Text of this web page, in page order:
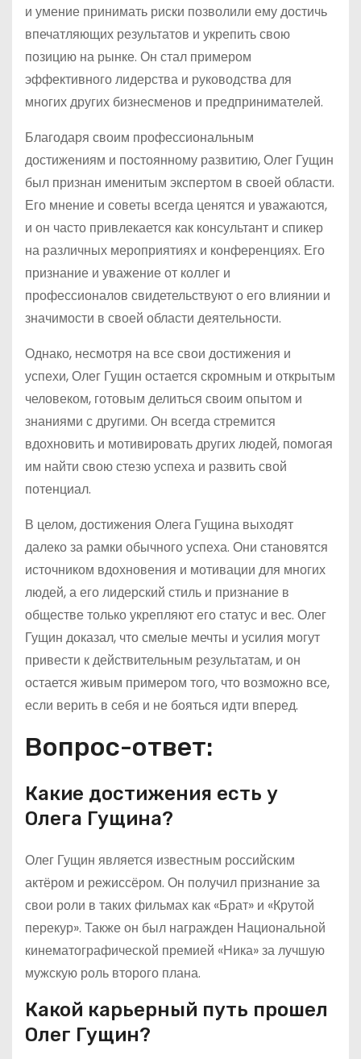
и умение принимать риски позволили ему достичь
впечатляющих результатов и укрепить свою
позицию на рынке. Он стал примером
эффективного лидерства и руководства для
многих других бизнесменов и предпринимателей.
Благодаря своим профессиональным
достижениям и постоянному развитию, Олег Гущин
был признан именитым экспертом в своей области.
Его мнение и советы всегда ценятся и уважаются,
и он часто привлекается как консультант и спикер
на различных мероприятиях и конференциях. Его
признание и уважение от коллег и
профессионалов свидетельствуют о его влиянии и
значимости в своей области деятельности.
Однако, несмотря на все свои достижения и
успехи, Олег Гущин остается скромным и открытым
человеком, готовым делиться своим опытом и
знаниями с другими. Он всегда стремится
вдохновить и мотивировать других людей, помогая
им найти свою стезю успеха и развить свой
потенциал.
В целом, достижения Олега Гущина выходят
далеко за рамки обычного успеха. Они становятся
источником вдохновения и мотивации для многих
людей, а его лидерский стиль и признание в
обществе только укрепляют его статус и вес. Олег
Гущин доказал, что смелые мечты и усилия могут
привести к действительным результатам, и он
остается живым примером того, что возможно все,
если верить в себя и не бояться идти вперед.
Вопрос-ответ:
Какие достижения есть у
Олега Гущина?
Олег Гущин является известным российским
актёром и режиссёром. Он получил признание за
свои роли в таких фильмах как «Брат» и «Крутой
перекур». Также он был награжден Национальной
кинематографической премией «Ника» за лучшую
мужскую роль второго плана.
Какой карьерный путь прошел
Олег Гущин?